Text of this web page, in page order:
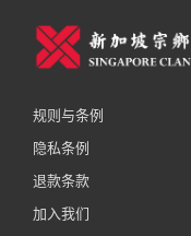
规则与条例
隐私条例
退款条款
加入我们